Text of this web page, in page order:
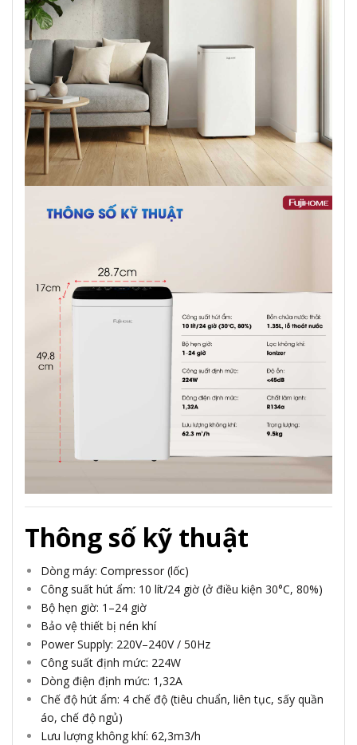
Thông số kỹ thuật
Dòng máy: Compressor (lốc)
Công suất hút ẩm: 10 lít/24 giờ (ở điều kiện 30°C, 80%)
Bộ hẹn giờ: 1–24 giờ
Bảo vệ thiết bị nén khí
Power Supply: 220V–240V / 50Hz
Công suất định mức: 224W
Dòng điện định mức: 1,32A
Chế độ hút ẩm: 4 chế độ (tiêu chuẩn, liên tục, sấy quần
áo, chế độ ngủ)
Lưu lượng không khí: 62,3m3/h